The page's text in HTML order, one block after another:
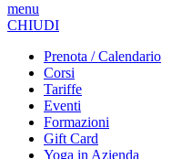
menu
CHIUDI
Prenota / Calendario
Corsi
Tariffe
Eventi
Formazioni
Gift Card
Yoga in Azienda